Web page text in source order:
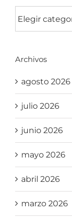
Archivos
agosto 2026
julio 2026
junio 2026
mayo 2026
abril 2026
marzo 2026